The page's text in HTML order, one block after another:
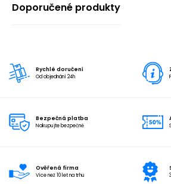
Doporučené produkty
Rychlé doručení
Od objednání 24h
Bezpečná platba
Nakupujte bezpečně
Ověřená firma
Více než 10 let na trhu